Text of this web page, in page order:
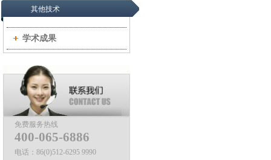
其他技术
学术成果
免费服务热线
400-065-6886
电话： 86(0)512-6295 9990